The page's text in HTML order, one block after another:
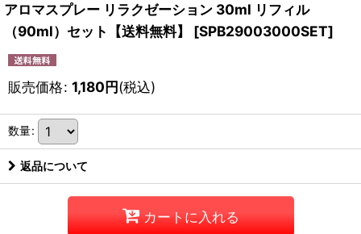
アロマスプレー リラクゼーション 30ml リフィル
（90ml）セット【送料無料】
[SPB29003000SET]
販売価格: 1,180円(税込)
数量:
返品について
カートに入れる